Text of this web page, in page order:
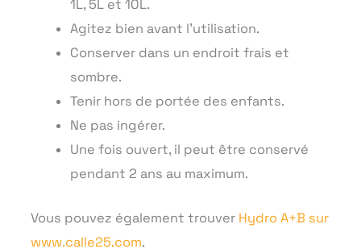
1L, 5L et 10L.
Agitez bien avant l’utilisation.
Conserver dans un endroit frais et
sombre.
Tenir hors de portée des enfants.
Ne pas ingérer.
Une fois ouvert, il peut être conservé
pendant 2 ans au maximum.
Vous pouvez également trouver Hydro A+B sur
www.calle25.com.